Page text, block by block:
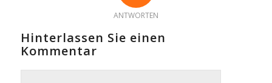
ANTWORTEN
Hinterlassen Sie einen
Kommentar